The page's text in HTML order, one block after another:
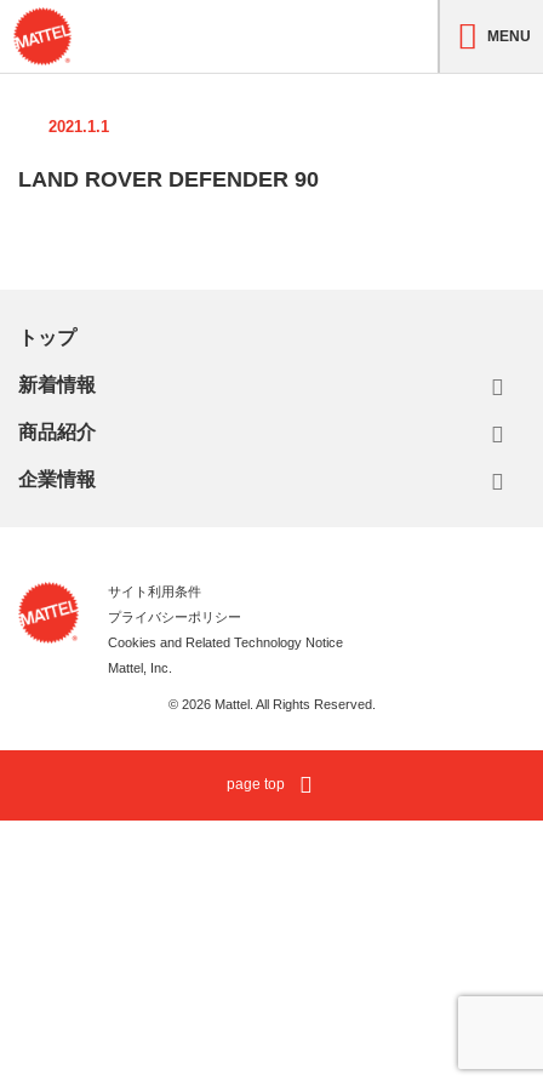
MENU
2021.1.1
LAND ROVER DEFENDER 90
トップ
新着情報
商品紹介
企業情報
サイト利用条件
プライバシーポリシー
Cookies and Related Technology Notice
Mattel, Inc.
© 2026 Mattel. All Rights Reserved.
page top